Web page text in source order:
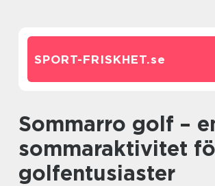
SPORT-FRISKHET.se
Sommarro golf – en
sommaraktivitet
golfentusiaster